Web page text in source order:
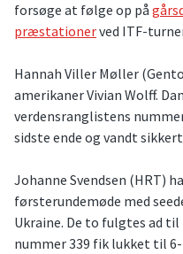
forsøge at følge op på
præstationerved ITF-
Hannah Viller Møller
amerikaner Vivian Wolff.
verdensranglistens
sidste ende og vandt
Johanne Svendsen (HRT)
førsterundemøde med
Ukraine. De to fulgtes ad
nummer 339 fik lukket til 6-